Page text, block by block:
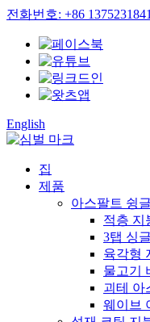
전화번호: +86
English
집
제품
아스팔트 슁글
적층 지
3탭 싱글
육각형
물고기
괴테 아
웨이브